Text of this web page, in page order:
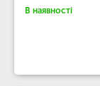
В наявності